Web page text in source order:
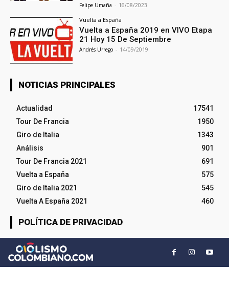
Felipe Umaña - 16/08/2023
Vuelta a España
Vuelta a España 2019 en VIVO Etapa
21 Hoy 15 De Septiembre
Andrés Urrego - 14/09/2019
NOTICIAS PRINCIPALES
Actualidad
17541
Tour De Francia
1950
Giro de Italia
1343
Análisis
901
Tour De Francia 2021
691
Vuelta a España
575
Giro de Italia 2021
545
Vuelta A España 2021
460
POLÍTICA DE PRIVACIDAD